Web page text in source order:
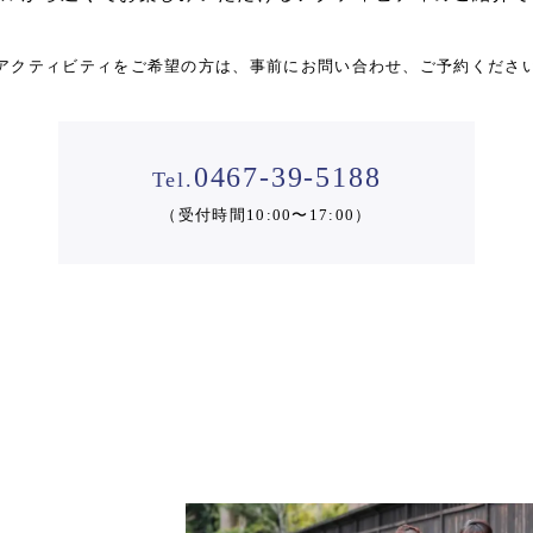
クティビティをご希望の方は、 事前にお問い合わせ、ご予約くださ
Tel. 0467-39-5188
（受付時間10:00〜17:00）